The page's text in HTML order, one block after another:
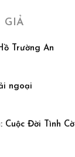
GIẢ
Trường An
ngoại
Cuộc Đời Tình Cờ